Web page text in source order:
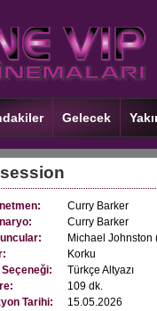
Gelecek
Curry Barker
Curry Barker
Michael Johnston
Korku
Seçeneği:
Türkçe Altyazı
109 dk.
Tarihi:
15.05.2026